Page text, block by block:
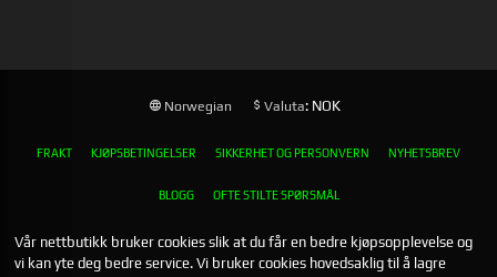
Norwegian Valuta: NOK
FRAKT KJØPSBETINGELSER SIKKERHET OG PERSONVERN NYHETSBREV
BLOGG OFTE STILTE SPØRSMÅL
Vår nettbutikk bruker cookies slik at du får en bedre kjøpsopplevelse og
vi kan yte deg bedre service. Vi bruker cookies hovedsaklig til å lagre